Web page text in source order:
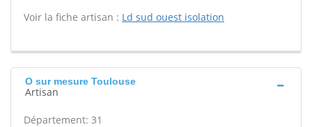
Voir la fiche artisan : Ld sud ouest isolation
O sur mesure Toulouse
Artisan
Département: 31